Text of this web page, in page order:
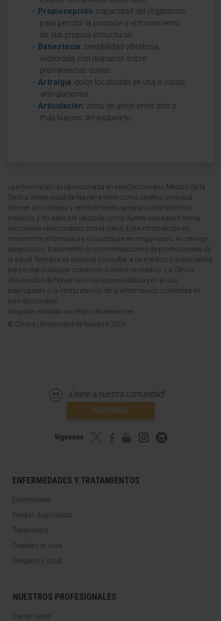
Propiocepción: capacidad del organismo
para percibir la posición y el movimiento
de sus propias estructuras.
Batiestesia: sensibilidad vibratoria,
explorada con diapasón sobre
prominencias óseas.
Artralgia: dolor localizado en una o varias
articulaciones.
Articulación: zona de unión entre dos o
más huesos del esqueleto.
La información proporcionada en este Diccionario Médico de la
Clínica Universidad de Navarra tiene como objetivo principal
ofrecer un contexto y entendimiento general sobre términos
médicos y no debe ser utilizada como fuente única para tomar
decisiones relacionadas con la salud. Esta información es
meramente informativa y no sustituye en ningún caso el consejo,
diagnóstico, tratamiento o recomendaciones de profesionales de
la salud. Siempre es esencial consultar a un médico o especialista
para tratar cualquier condición o síntoma médico. La Clínica
Universidad de Navarra no se responsabiliza por el uso
inapropiado o la interpretación de la información contenida en
este diccionario.
Infografías realizadas con https://BioRender.com
© Clínica Universidad de Navarra 2026
¡Únete a nuestra comunidad!
SUSCRIBIRSE
Síguenos
ENFERMEDADES Y TRATAMIENTOS
Enfermedades
Pruebas diagnósticas
Tratamientos
Cuidados en casa
Chequeos y salud
NUESTROS PROFESIONALES
Cancer Center